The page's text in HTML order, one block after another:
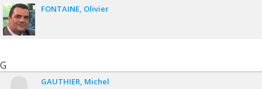
FONTAINE Olivier
G
GAUTHIER Michel